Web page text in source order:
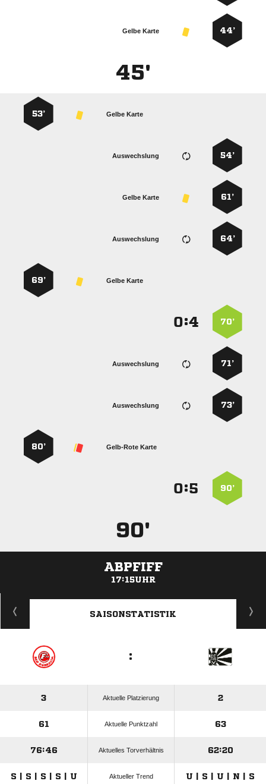
44’
Gelbe Karte
45'
Gelbe Karte
53’
54’
Auswechslung
61’
Gelbe Karte
64’
Auswechslung
Gelbe Karte
69’
70’
:
71’
Auswechslung
73’
Auswechslung
Gelb-Rote Karte
80’
90’
:
90'
ABPFIFF
17:15UHR
ANZEIGE
SAISONSTATISTIK
:
3 Aktuelle Platzierung 2
61 Aktuelle Punktzahl 63
76:46 Aktuelles Torverhältnis 62:20
S | S | S | S | U Aktueller Trend U | S | U | N | S